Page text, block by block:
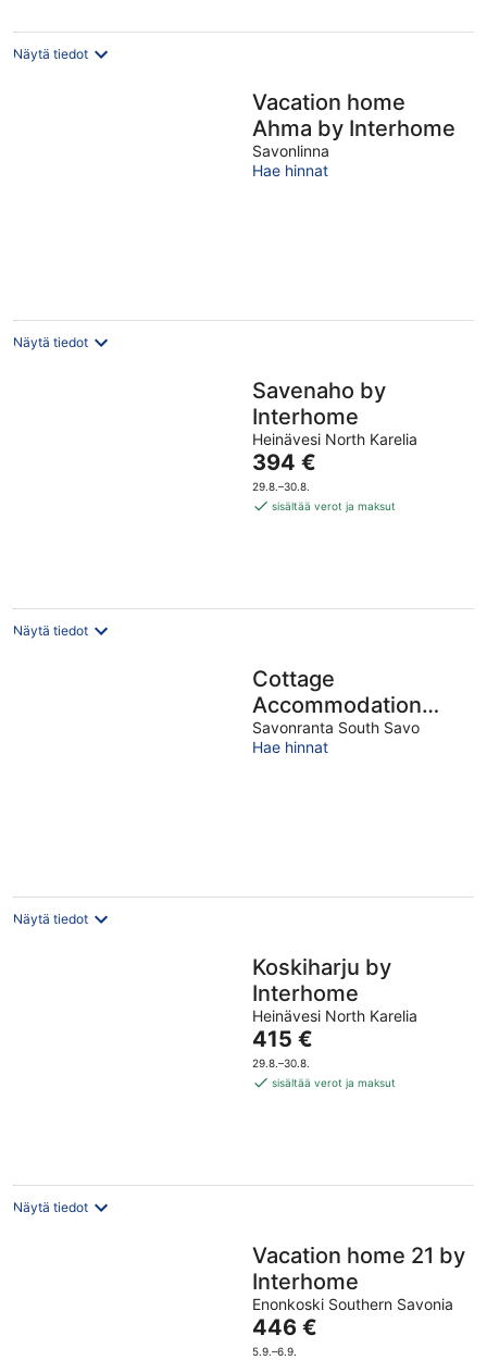
Näytä tiedot
Vacation home
Ahma by Interhome
Savonlinna
Hae hinnat
Näytä tiedot
Savenaho by
Interhome
Heinävesi North Karelia
Hinta
on
394 €
394 €
29.8.–30.8.
sisältää verot ja maksut
Näytä tiedot
Cottage
Accommodation
With Experience the
Finnish Nature and
Savonranta South Savo
Hae hinnat
Näytä tiedot
Koskiharju by
Interhome
Heinävesi North Karelia
Hinta
on
415 €
415 €
29.8.–30.8.
sisältää verot ja maksut
Näytä tiedot
Vacation home 21 by
Interhome
Enonkoski Southern Savonia
Hinta
on
446 €
5.9.–6.9.